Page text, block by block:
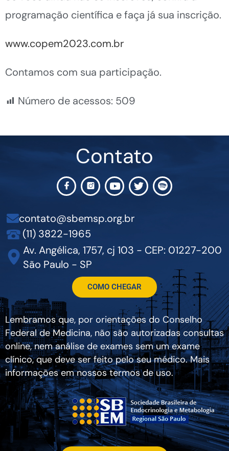
programação científica e faça já sua inscrição.
www.copem2023.com.br
Contamos com sua participação.
Número de acessos: 509
Contato
contato@sbemsp.org.br
(11) 3822-1965
Av. Angélica, 1757, cj 103 - CEP: 01227-200
São Paulo - SP
COMO CHEGAR
Lembramos que, por orientações do Conselho
Federal de Medicina, não são autorizadas consultas
online, nem análise de exames sem um exame
clínico, que deve ser feito pelo seu médico. Mais
informações em nossos termos de uso.